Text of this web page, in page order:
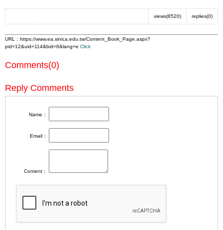
replies(0)
views(8520)
URL：https://www.ea.sinica.edu.tw/Content_Book_Page.aspx?
pid=12&uid=114&bid=6&lang=e Click
Comments(0)
Reply Comments
Name：
Email：
Content：